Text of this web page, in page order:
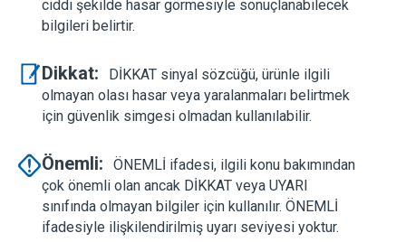
ciddi şekilde hasar görmesiyle sonuçlanabilecek
bilgileri belirtir.
Dikkat:
DİKKAT sinyal sözcüğü, ürünle ilgili
olmayan olası hasar veya yaralanmaları belirtmek
için güvenlik simgesi olmadan kullanılabilir.
Önemli:
ÖNEMLİ ifadesi, ilgili konu bakımından
çok önemli olan ancak DİKKAT veya UYARI
sınıfında olmayan bilgiler için kullanılır. ÖNEMLİ
ifadesiyle ilişkilendirilmiş uyarı seviyesi yoktur.